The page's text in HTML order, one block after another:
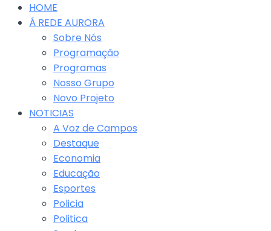
HOME
Á REDE AURORA
Sobre Nós
Programação
Programas
Nosso Grupo
Novo Projeto
NOTICIAS
A Voz de Campos
Destaque
Economia
Educação
Esportes
Policia
Politica